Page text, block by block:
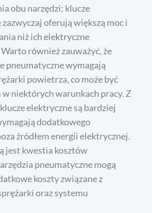
obu narzędzi; klucze
oferują większą moc i
niż ich elektryczne
również zauważyć, że
pneumatyczne wymagają
powietrza, co może być
niektórych warunkach pracy. Z
elektryczne są bardziej
dodatkowego
źródłem energii elektrycznej.
jest kwestia kosztów
pneumatyczne mogą
koszty związane z
oraz systemu